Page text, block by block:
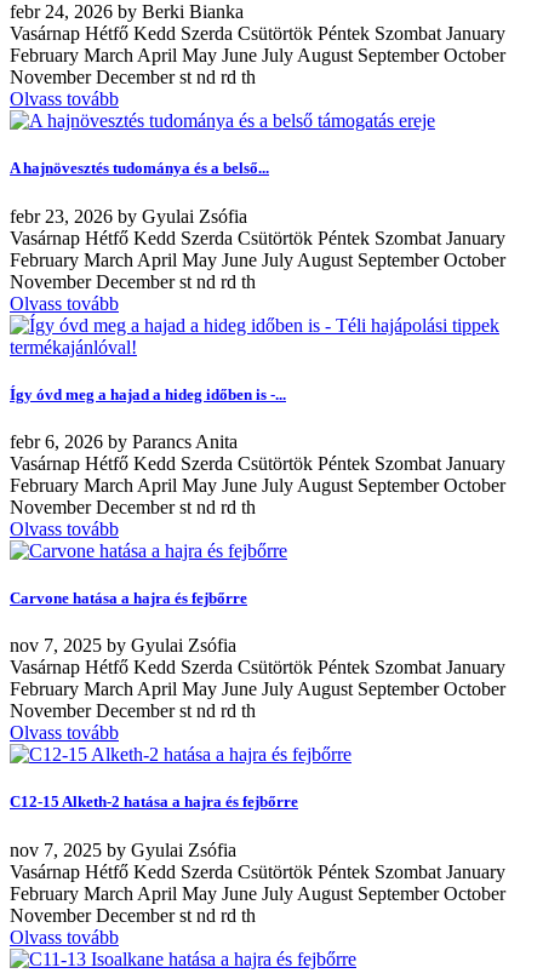
febr 24, 2026 by Berki Bianka
Vasárnap Hétfő Kedd Szerda Csütörtök Péntek Szombat January
February March April May June July August September October
November December st nd rd th
Olvass tovább
A hajnövesztés tudománya és a belső...
febr 23, 2026 by Gyulai Zsófia
Vasárnap Hétfő Kedd Szerda Csütörtök Péntek Szombat January
February March April May June July August September October
November December st nd rd th
Olvass tovább
Így óvd meg a hajad a hideg időben is -...
febr6, 2026 by Parancs Anita
Vasárnap Hétfő Kedd Szerda Csütörtök Péntek Szombat January
February March April May June July August September October
November December st nd rd th
Olvass tovább
Carvone hatása a hajra és fejbőrre
nov 7, 2025 by Gyulai Zsófia
Vasárnap Hétfő Kedd Szerda Csütörtök Péntek Szombat January
February March April May June July August September October
November December st nd rd th
Olvass tovább
C12-15 Alketh-2 hatása a hajra és fejbőrre
nov 7, 2025 by Gyulai Zsófia
Vasárnap Hétfő Kedd Szerda Csütörtök Péntek Szombat January
February March April May June July August September October
November December st nd rd th
Olvass tovább